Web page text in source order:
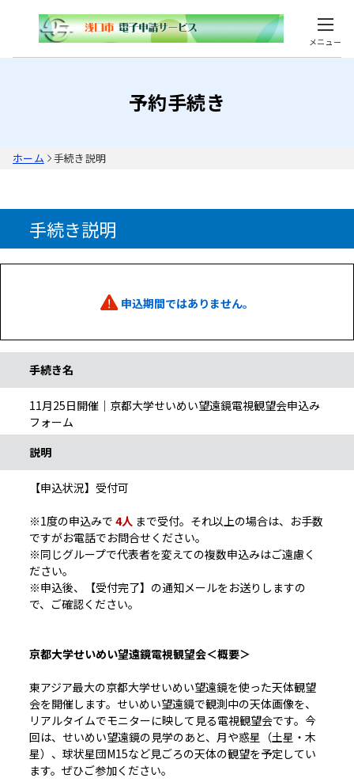
メニュー
予約手続き
ホーム 手続き説明
手続き説明
申込期間ではありません。
手続き名
11月25日開催｜京都大学せいめい望遠鏡電視観望会申込み
フォーム
説明
【申込状況】受付可
※1度の申込みで 4人 まで受付。それ以上の場合は、お手数
ですがお電話でお問合せください。
※同じグループで代表者を変えての複数申込みはご遠慮く
ださい。
※申込後、【受付完了】の通知メールをお送りしますの
で、ご確認ください。
京都大学せいめい望遠鏡電視観望会＜概要＞
東アジア最大の京都大学せいめい望遠鏡を使った天体観望
会を開催します。せいめい望遠鏡で観測中の天体画像を、
リアルタイムでモニターに映して見る電視観望会です。今
回は、せいめい望遠鏡の見学のあと、月や惑星（土星・木
星）、球状星団M15など見ごろの天体の観望を予定してい
ます。ぜひご参加ください。